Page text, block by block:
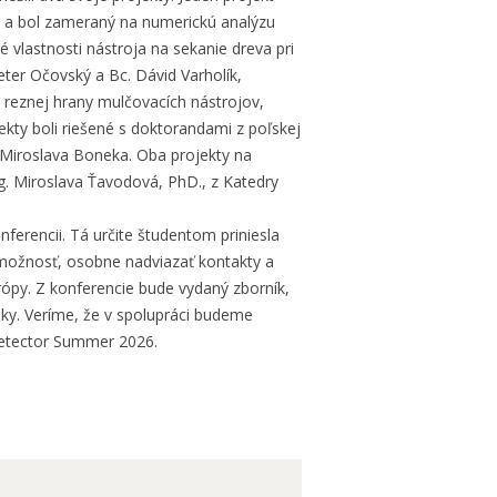
bol zameraný na numerickú analýzu
vlastnosti nástroja na sekanie dreva pri
Očovský a Bc. Dávid Varholík,
hrany mulčovacích nástrojov,
boli riešené s doktorandami z poľskej
Boneka. Oba projekty na
Miroslava Ťavodová, PhD., z Katedry
Tá určite študentom priniesla
osobne nadviazať kontakty a
Z konferencie bude vydaný zborník,
Veríme, že v spolupráci budeme
Summer 2026.